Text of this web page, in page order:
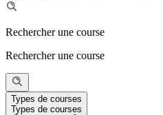
Rechercher une course
Rechercher une course
Types de courses
Types de courses